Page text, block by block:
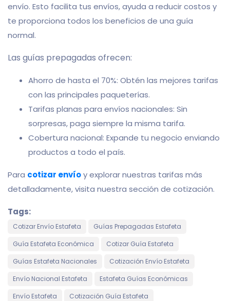
envío. Esto facilita tus envíos, ayuda a reducir costos y
te proporciona todos los beneficios de una guía
normal.
Las guías prepagadas ofrecen:
Ahorro de hasta el 70%: Obtén las mejores tarifas
con las principales paqueterías.
Tarifas planas para envíos nacionales: Sin
sorpresas, paga siempre la misma tarifa.
Cobertura nacional: Expande tu negocio enviando
productos a todo el país.
Para cotizar envíoy explorar nuestras tarifas más
detalladamente, visita nuestra sección de cotización.
Tags:
Cotizar Envío Estafeta
Guías Prepagadas Estafeta
Guía Estafeta Económica
Cotizar Guía Estafeta
Guías Estafeta Nacionales
Cotización Envío Estafeta
Envío Nacional Estafeta
Estafeta Guías Económicas
Envío Estafeta
Cotización Guía Estafeta